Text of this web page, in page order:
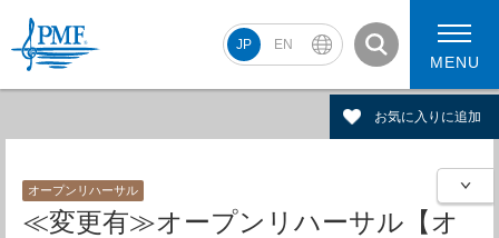
JP EN
PMF2026 スケジュール コンサート動画
MENU
お気に入りに追加
オープンリハーサル
≪変更有≫オープンリハーサル【オ